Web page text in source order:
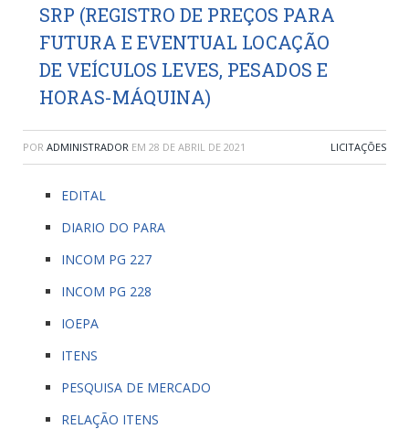
SRP (REGISTRO DE PREÇOS PARA
FUTURA E EVENTUAL LOCAÇÃO
DE VEÍCULOS LEVES, PESADOS E
HORAS-MÁQUINA)
POR ADMINISTRADOR EM 28 DE ABRIL DE 2021 LICITAÇÕES
EDITAL
DIARIO DO PARA
INCOM PG 227
INCOM PG 228
IOEPA
ITENS
PESQUISA DE MERCADO
RELAÇÃO ITENS